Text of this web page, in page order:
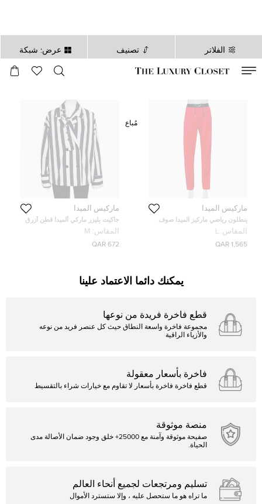
الفلاتر تصنيف عرض: شبكة
ثانية
ماركيس ألميدا
بنطلون رياضي ماركيز الميدا صوف
أحمر حواف متباينة بسحاب جانبي
مزين مقاس كبير - لارج
المقاس: L
1,565 QAR
ماركيس ألميدا
جاكيت بليزر ماركي ألميدا قطن أزرق
كحلي وأبيض مخطط بصفين أزرار
وحزام مقاس متوسط - ميديوم
المقاس: M
672 QAR
مُباع
يمكنك دائما الاعتماد علينا
قطع فاخرة فريدة من نوعها
مجموعة فاخرة واسعة النطاق حيث كل عنصر فريد من نوعه
والأزياء الراقية
فاخرة بأسعار معقولة
قطع فاخرة فاخرة بأسعار لا تقاوم مع خيارات شراء بالتقسيط
منصة موثوقة
صفيحة موثوقة وآمنة مع 25000+ خلق وجود ضمان الأصالة مدى
الحياة.
تسليم ومرتجعات لجميع أنحاء العالم
ما تراه هو ما ستحصل عليه ، وإلا ستسترد الأموال